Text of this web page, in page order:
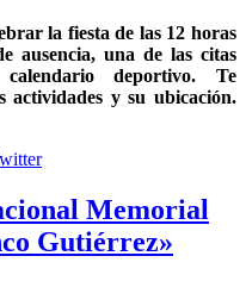
la fiesta de las 12 horas
ausencia, una de las citas
deportivo. Te
actividades y su ubicación.
Memorial
Gutiérrez»